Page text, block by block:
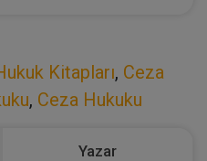
Kitapları, Ceza
, Ceza Hukuku
Yazar